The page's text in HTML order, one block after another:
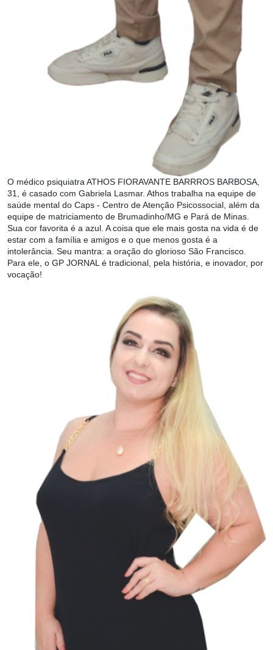
O médico psiquiatra ATHOS FIORAVANTE BARRROS BARBOSA,
31, é casado com Gabriela Lasmar. Athos trabalha na equipe de
saúde mental do Caps - Centro de Atenção Psicossocial, além da
equipe de matriciamento de Brumadinho/MG e Pará de Minas.
Sua cor favorita é a azul. A coisa que ele mais gosta na vida é de
estar com a família e amigos e o que menos gosta é a
intolerância. Seu mantra: a oração do glorioso São Francisco.
Para ele, o GP JORNAL é tradicional, pela história, e inovador, por
vocação!